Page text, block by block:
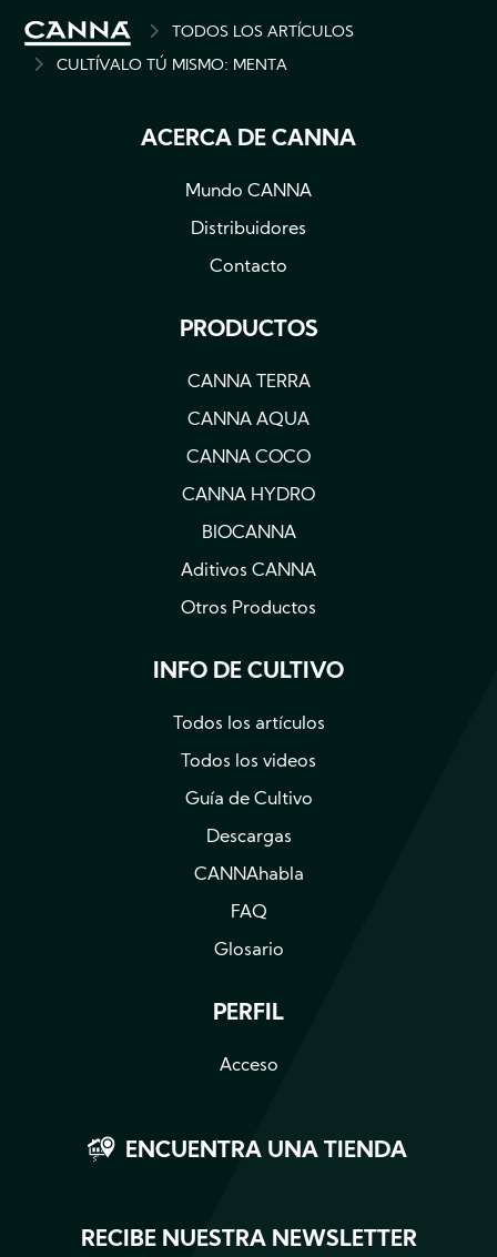
BREADCRUMBTODOS LOS ARTÍCULOS
CULTÍVALO TÚ MISMO: MENTA
ACERCA DE CANNA
Mundo CANNA
Distribuidores
Contacto
PRODUCTOS
CANNA TERRA
CANNA AQUA
CANNA COCO
CANNA HYDRO
BIOCANNA
Aditivos CANNA
Otros Productos
INFO DE CULTIVO
Todos los artículos
Todos los videos
Guía de Cultivo
Descargas
CANNAhabla
FAQ
Glosario
PERFIL
Acceso
ENCUENTRA UNA TIENDA
RECIBE NUESTRA NEWSLETTER